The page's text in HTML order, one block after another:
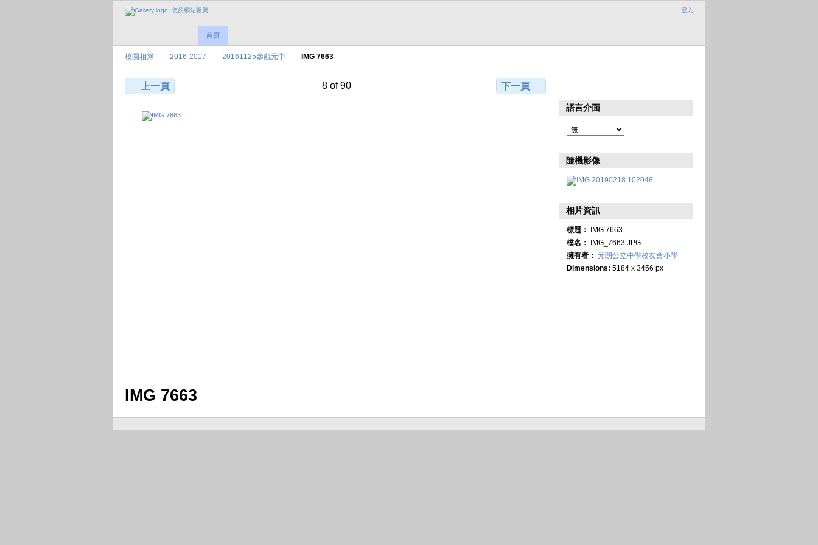
登入
首頁
校園相簿 2016-2017 20161125參觀元中 IMG 7663
上一頁 8 of 90 下一頁
IMG 7663
語言介面
隨機影像
相片資訊
標題：
IMG 7663
檔名：
IMG_7663.JPG
擁有者：
元朗公立中學校友會小學
Dimensions: 5184 x 3456 px